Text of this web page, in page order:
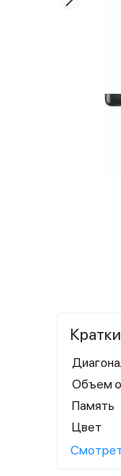
Объем
Память
Цвет